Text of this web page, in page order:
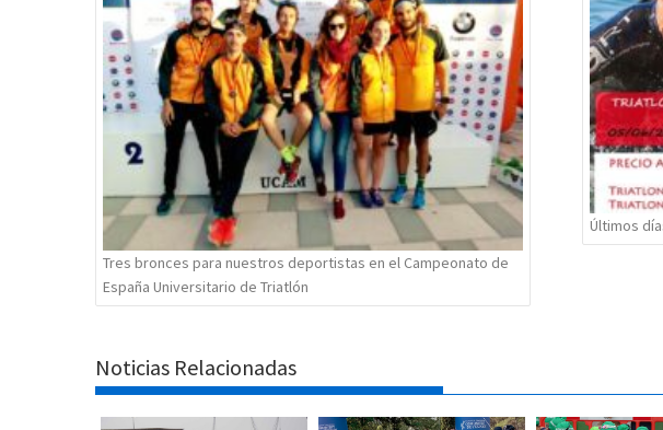
Tres bronces para nuestros deportistas en el Campeonato de
España Universitario de Triatlón
Últimos
Noticias Relacionadas